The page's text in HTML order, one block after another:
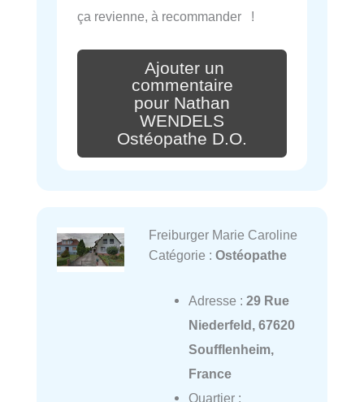
ça revienne, à recommander !
Ajouter un
commentaire
pour Nathan
WENDELS
Ostéopathe D.O.
Freiburger Marie Caroline
Catégorie : Ostéopathe
Adresse : 29 Rue
Niederfeld, 67620
Soufflenheim,
France
Quartier :